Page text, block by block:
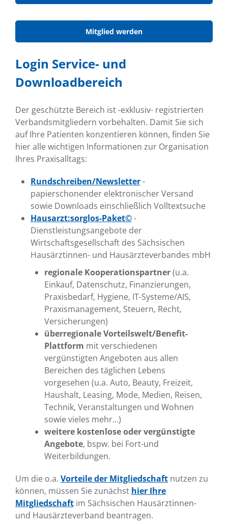
Mitglied werden
Login Service- und
Downloadbereich
Der geschützte Bereich ist -exklusiv- registrierten
Verbandsmitgliedern vorbehalten. Damit Sie sich
auf Ihre Patienten konzentieren können, finden Sie
hier alle wichtigen Informationen zur Organisation
Ihres Praxisalltags:
Rundschreiben/Newsletter-
papierschonender elektronischer Versand
sowie Downloads einschließlich Volltextsuche
Hausarzt:sorglos-Paket©-
Dienstleistungsangebote der
Wirtschaftsgesellschaft des Sächsischen
Hausärztinnen- und Hausärzteverbandes mbH
regionale Kooperationspartner(u.a.
Einkauf, Datenschutz, Finanzierungen,
Praxisbedarf, Hygiene, IT-Systeme/AIS,
Praxismanagement, Steuern, Recht,
Versicherungen)
überregionale Vorteilswelt/Benefit-
Plattform mit verschiedenen
vergünstigten Angeboten aus allen
Bereichen des täglichen Lebens
vorgesehen (u.a. Auto, Beauty, Freizeit,
Haushalt, Leasing, Mode, Medien, Reisen,
Technik, Veranstaltungen und Wohnen
sowie vieles mehr...)
weitere kostenlose oder vergünstigte
Angebote, bspw. bei Fort-und
Weiterbildungen.
Um die o.a. Vorteile der Mitgliedschaftnutzen zu
können, müssen Sie zunächst hier Ihre
Mitgliedschaftim Sächsischen Hausärztinnen-
und Hausärzteverband beantragen.